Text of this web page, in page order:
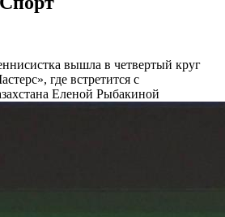
вышла в четвертый круг
где встретится с
Еленой Рыбакиной